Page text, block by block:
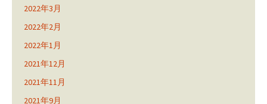
2022年3月
2022年2月
2022年1月
2021年12月
2021年11月
2021年9月